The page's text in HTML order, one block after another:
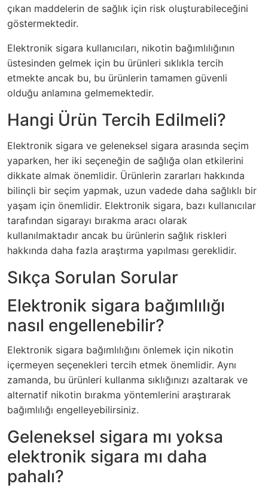
çıkan maddelerin de sağlık için risk oluşturabileceğini
göstermektedir.
Elektronik sigara kullanıcıları, nikotin bağımlılığının
üstesinden gelmek için bu ürünleri sıklıkla tercih
etmekte ancak bu, bu ürünlerin tamamen güvenli
olduğu anlamına gelmemektedir.
Hangi Ürün Tercih Edilmeli?
Elektronik sigara ve geleneksel sigara arasında seçim
yaparken, her iki seçeneğin de sağlığa olan etkilerini
dikkate almak önemlidir. Ürünlerin zararları hakkında
bilinçli bir seçim yapmak, uzun vadede daha sağlıklı bir
yaşam için önemlidir. Elektronik sigara, bazı kullanıcılar
tarafından sigarayı bırakma aracı olarak
kullanılmaktadır ancak bu ürünlerin sağlık riskleri
hakkında daha fazla araştırma yapılması gereklidir.
Sıkça Sorulan Sorular
Elektronik sigara bağımlılığı
nasıl engellenebilir?
Elektronik sigara bağımlılığını önlemek için nikotin
içermeyen seçenekleri tercih etmek önemlidir. Aynı
zamanda, bu ürünleri kullanma sıklığınızı azaltarak ve
alternatif nikotin bırakma yöntemlerini araştırarak
bağımlılığı engelleyebilirsiniz.
Geleneksel sigara mı yoksa
elektronik sigara mı daha
pahalı?